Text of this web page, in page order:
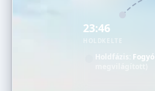
23:46
Holdfázis: